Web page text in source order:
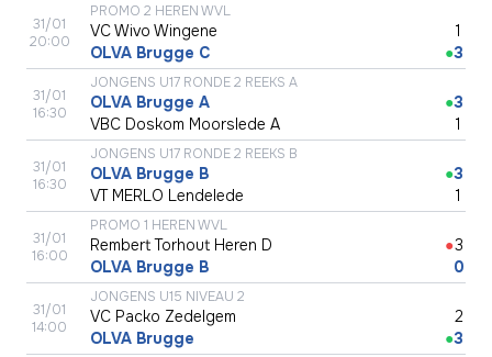
31/01
20:00
PROMO 2 HEREN WVL
VC Wivo Wingene
OLVA Brugge C
●
1
3
31/01
16:30
JONGENS U17 RONDE 2 REEKS A
OLVA Brugge A
VBC Doskom Moorslede A
●3
1
31/01
16:30
JONGENS U17 RONDE 2 REEKS B
OLVA Brugge B
VT MERLO Lendelede
●3
1
31/01
16:00
PROMO 1 HEREN WVL
Rembert Torhout Heren D
OLVA Brugge B
●3
0
31/01
14:00
JONGENS U15 NIVEAU 2
VC Packo Zedelgem
OLVA Brugge
●
2
3